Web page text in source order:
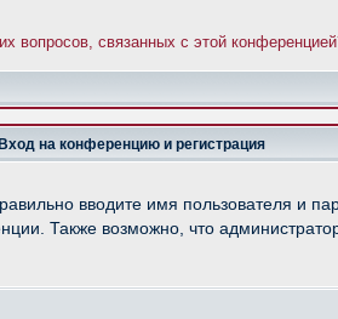
вопросов, связанных с этой
Вход на конференцию и регистрация
вводите имя пользователя и
Также возможно, что